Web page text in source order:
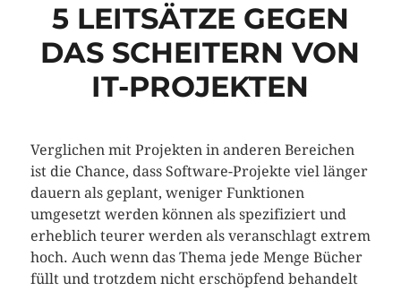
5 LEITSÄTZE GEGEN
DAS SCHEITERN VON
IT-PROJEKTEN
Verglichen mit Projekten in anderen Bereichen
ist die Chance, dass Software-Projekte viel länger
dauern als geplant, weniger Funktionen
umgesetzt werden können als spezifiziert und
erheblich teurer werden als veranschlagt extrem
hoch. Auch wenn das Thema jede Menge Bücher
füllt und trotzdem nicht erschöpfend behandelt